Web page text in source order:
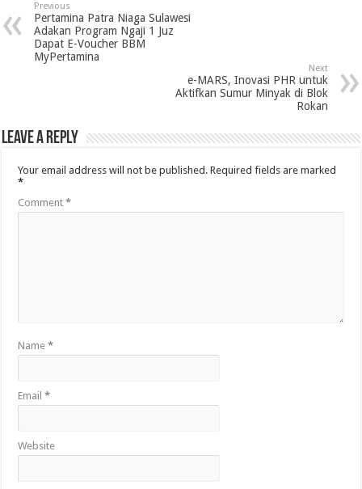
Previous
Pertamina Patra Niaga Sulawesi
Adakan Program Ngaji 1 Juz
Dapat E-Voucher BBM
MyPertamina
Next
e-MARS, Inovasi PHR untuk
Aktifkan Sumur Minyak di Blok
Rokan
Leave a Reply
Your email address will not be published. Required fields are marked
*
Comment*
Name*
Email*
Website